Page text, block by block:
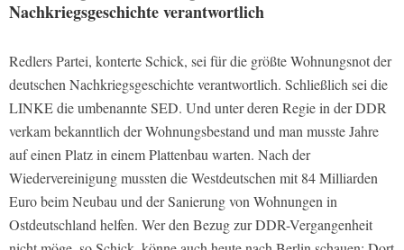
Nachkriegsgeschichte verantwortlich
Redlers Partei, konterte Schick, sei für die größte Wohnungsnot der
deutschen Nachkriegsgeschichte verantwortlich. Schließlich sei die
LINKE die umbenannte SED. Und unter deren Regie in der DDR
verkam bekanntlich der Wohnungsbestand und man musste Jahre
auf einen Platz in einem Plattenbau warten. Nach der
Wiedervereinigung mussten die Westdeutschen mit 84 Milliarden
Euro beim Neubau und der Sanierung von Wohnungen in
Ostdeutschland helfen. Wer den Bezug zur DDR-Vergangenheit